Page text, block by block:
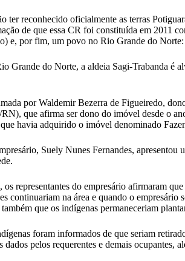
ter reconhecido oficialmente as terras
de que essa CR foi constituída em 2011
e, por fim, um povo no Rio Grande do
Grande do Norte, a aldeia Sagi-Trabanda é
por Waldemir Bezerra de Figueiredo,
que afirma ser dono do imóvel desde o
havia adquirido o imóvel denominado
Suely Nunes Fernandes,
representantes do empresário afirmaram
continuariam na área e quando o
que os indígenas permaneceriam
foram informados de que seriam
dados pelos requerentes e demais